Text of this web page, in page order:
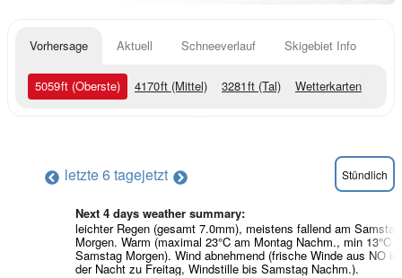
Vorhersage Aktuell Schneeverlauf Skigebiet Info
5059ft (Oberste) 4170ft (Mittel) 3281ft (Tal) Wetterkarten
letzte 6 tagejetzt Stündlich
Next 4 days weather summary:
leichter Regen (gesamt 7.0mm), meistens fallend am Samstag
Morgen. Warm (maximal 23°C am Montag Nachm., min 13°C
Samstag Morgen). Wind abnehmend (frische Winde aus NO in
der Nacht zu Freitag, Windstille bis Samstag Nachm.).